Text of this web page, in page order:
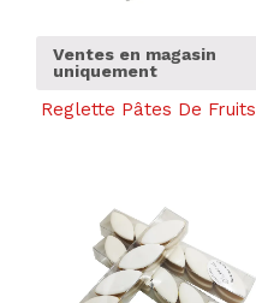
Ventes en magasin
uniquement
Reglette Pâtes De Fruits